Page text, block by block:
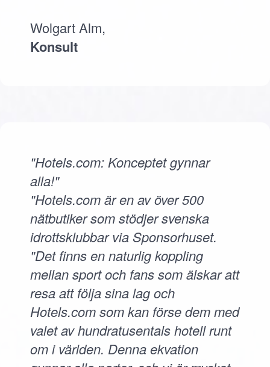
Wolgart Alm,
Konsult
"Hotels.com: Konceptet gynnar
alla!"
"Hotels.com är en av över 500
nätbutiker som stödjer svenska
idrottsklubbar via Sponsorhuset.
"Det finns en naturlig koppling
mellan sport och fans som älskar att
resa att följa sina lag och
Hotels.com som kan förse dem med
valet av hundratusentals hotell runt
om i världen. Denna ekvation